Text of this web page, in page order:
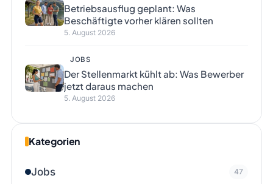
Betriebsausflug geplant: Was
Beschäftigte vorher klären sollten
5. August 2026
JOBS
Der Stellenmarkt kühlt ab: Was Bewerber
jetzt daraus machen
5. August 2026
Kategorien
Jobs 47